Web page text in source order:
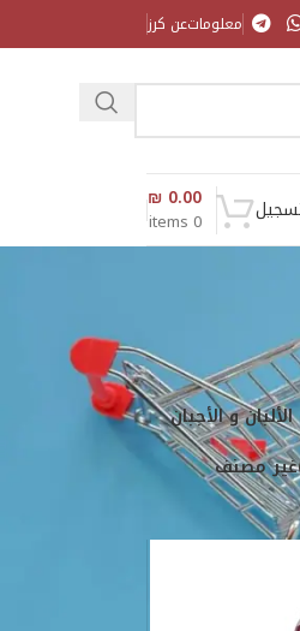
معلوماتعن كرز
0
items
₪ 0.00
و الأجبان
غير مصنف